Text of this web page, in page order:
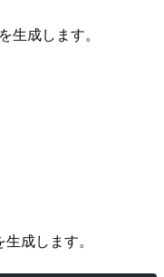
成します。
成します。